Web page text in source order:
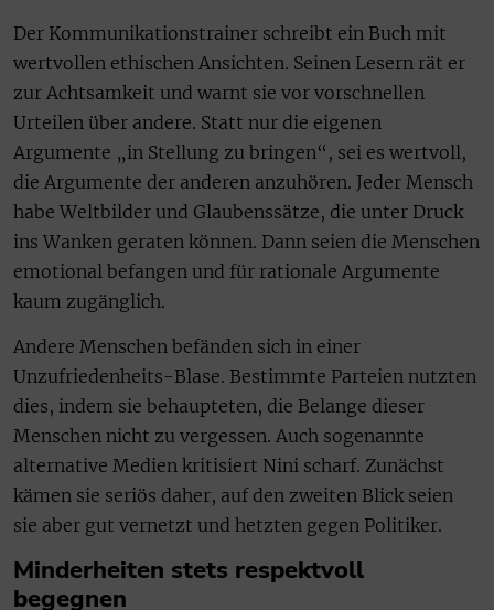
Der Kommunikationstrainer schreibt ein Buch mit
wertvollen ethischen Ansichten. Seinen Lesern rät er
zur Achtsamkeit und warnt sie vor vorschnellen
Urteilen über andere. Statt nur die eigenen
Argumente „in Stellung zu bringen“, sei es wertvoll,
die Argumente der anderen anzuhören. Jeder Mensch
habe Weltbilder und Glaubenssätze, die unter Druck
ins Wanken geraten können. Dann seien die Menschen
emotional befangen und für rationale Argumente
kaum zugänglich.
Andere Menschen befänden sich in einer
Unzufriedenheits-Blase. Bestimmte Parteien nutzten
dies, indem sie behaupteten, die Belange dieser
Menschen nicht zu vergessen. Auch sogenannte
alternative Medien kritisiert Nini scharf. Zunächst
kämen sie seriös daher, auf den zweiten Blick seien
sie aber gut vernetzt und hetzten gegen Politiker.
Minderheiten stets respektvoll
begegnen